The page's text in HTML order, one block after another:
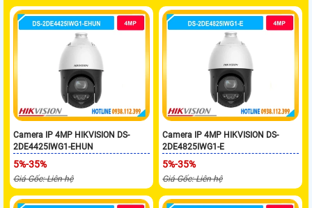
Camera IP 4MP HIKVISION DS-
2DE4425IWG1-EHUN
5%-35%
Giá Gốc: Liên hệ
Camera IP 4MP HIKVISION DS-
2DE4825IWG1-E
5%-35%
Giá Gốc: Liên hệ